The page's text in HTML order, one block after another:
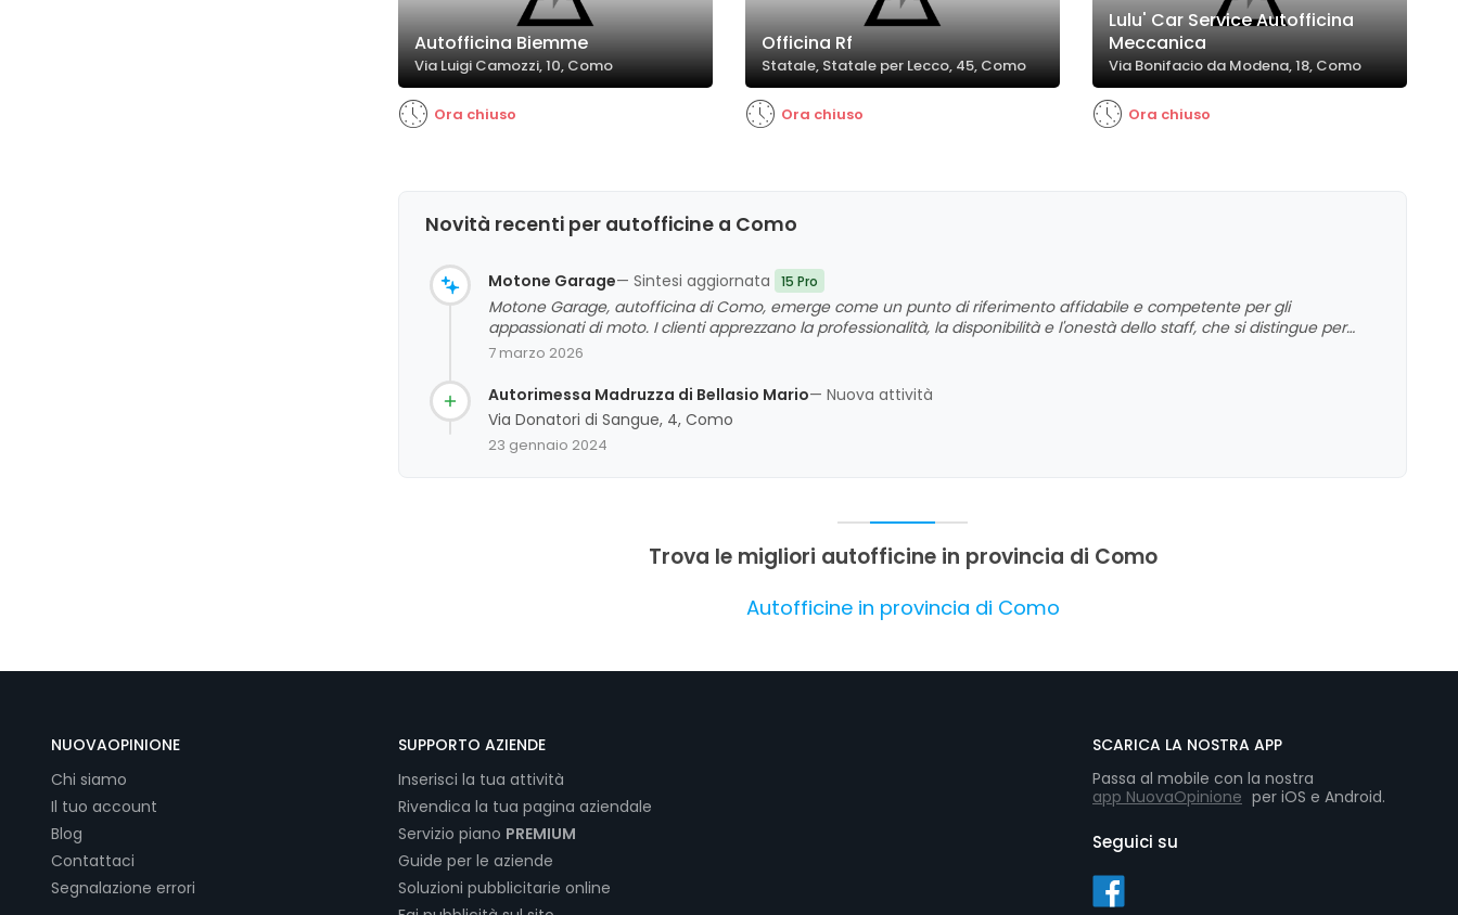
Autofficina Biemme
Via Luigi Camozzi, 10, Como
Ora chiuso
Officina Rf
Statale, Statale per Lecco, 45, Como
Ora chiuso
Lulu' Car Service Autofficina
Meccanica
Via Bonifacio da Modena, 18, Como
Ora chiuso
Novità recenti per autofficine a Como
Motone Garage— Sintesi aggiornata 15 Pro
Motone Garage, autofficina di Como, emerge come un punto di riferimento affidabile e competente per gli
appassionati di moto. I clienti apprezzano la professionalità, la disponibilità e l'onestà dello staff, che si distingue per
interventi rapidi e servizi di alta qualità. La cura e l'attenzione dedicata alle esigenze dei motociclisti contribuiscono a un
7 marzo 2026
Autorimessa Madruzza di Bellasio Mario— Nuova attività
Via Donatori di Sangue, 4, Como
23 gennaio 2024
Trova le migliori autofficine in provincia di Como
Autofficine in provincia di Como
NUOVAOPINIONE
Chi siamo
Il tuo account
Blog
Contattaci
Segnalazione errori
SUPPORTO AZIENDE
Inserisci la tua attività
Rivendica la tua pagina aziendale
Servizio piano PREMIUM
Guide per le aziende
Soluzioni pubblicitarie online
SCARICA LA NOSTRA APP
Passa al mobile con la nostra
app NuovaOpinione per iOS e Android.
Seguici su